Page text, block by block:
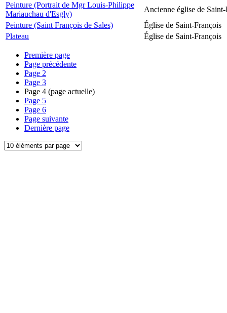
Peinture (Portrait de Mgr Louis-Philippe
Mariauchau d'Esgly)
Ancienne église de Saint-
Peinture (Saint François de Sales)
Église de Saint-François
Plateau
Église de Saint-François
Première page
Page précédente
Page 2
Page 3
Page 4 (page actuelle)
Page 5
Page 6
Page suivante
Dernière page